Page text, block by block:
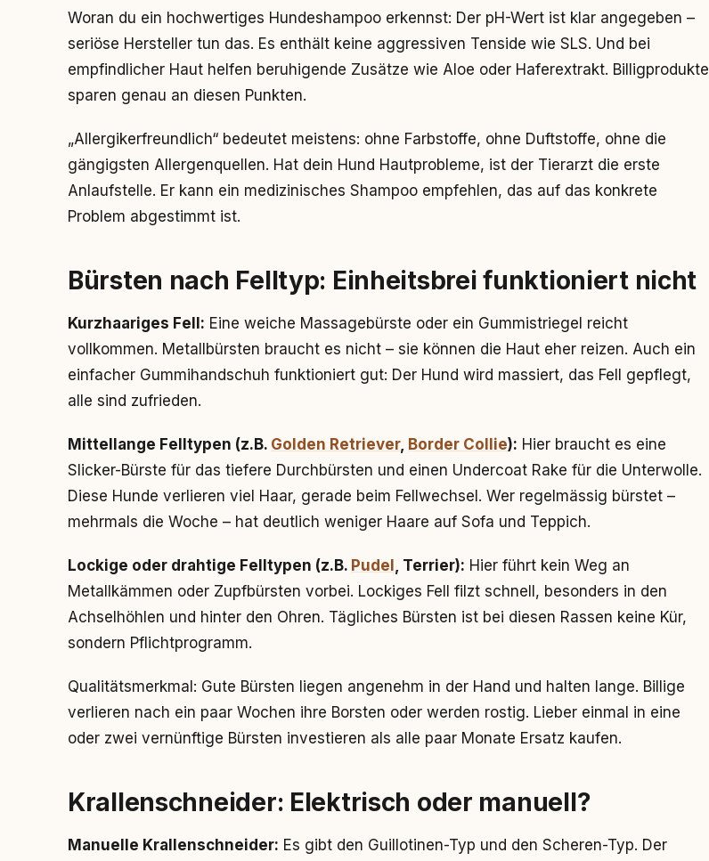
Woran du ein hochwertiges Hundeshampoo erkennst: Der pH-Wert ist klar angegeben –
seriöse Hersteller tun das. Es enthält keine aggressiven Tenside wie SLS. Und bei
empfindlicher Haut helfen beruhigende Zusätze wie Aloe oder Haferextrakt. Billigprodukte
sparen genau an diesen Punkten.
„Allergikerfreundlich“ bedeutet meistens: ohne Farbstoffe, ohne Duftstoffe, ohne die
gängigsten Allergenquellen. Hat dein Hund Hautprobleme, ist der Tierarzt die erste
Anlaufstelle. Er kann ein medizinisches Shampoo empfehlen, das auf das konkrete
Problem abgestimmt ist.
Bürsten nach Felltyp: Einheitsbrei funktioniert nicht
Kurzhaariges Fell: Eine weiche Massagebürste oder ein Gummistriegel reicht
vollkommen. Metallbürsten braucht es nicht – sie können die Haut eher reizen. Auch ein
einfacher Gummihandschuh funktioniert gut: Der Hund wird massiert, das Fell gepflegt,
alle sind zufrieden.
Mittellange Felltypen (z.B. Golden Retriever, Border Collie): Hier braucht es eine
Slicker-Bürste für das tiefere Durchbürsten und einen Undercoat Rake für die Unterwolle.
Diese Hunde verlieren viel Haar, gerade beim Fellwechsel. Wer regelmässig bürstet –
mehrmals die Woche – hat deutlich weniger Haare auf Sofa und Teppich.
Lockige oder drahtige Felltypen (z.B. Pudel , Terrier): Hier führt kein Weg an
Metallkämmen oder Zupfbürsten vorbei. Lockiges Fell filzt schnell, besonders in den
Achselhöhlen und hinter den Ohren. Tägliches Bürsten ist bei diesen Rassen keine Kür,
sondern Pflichtprogramm.
Qualitätsmerkmal: Gute Bürsten liegen angenehm in der Hand und halten lange. Billige
verlieren nach ein paar Wochen ihre Borsten oder werden rostig. Lieber einmal in eine
oder zwei vernünftige Bürsten investieren als alle paar Monate Ersatz kaufen.
Krallenschneider: Elektrisch oder manuell?
Manuelle Krallenschneider: Es gibt den Guillotinen-Typ und den Scheren-Typ. Der